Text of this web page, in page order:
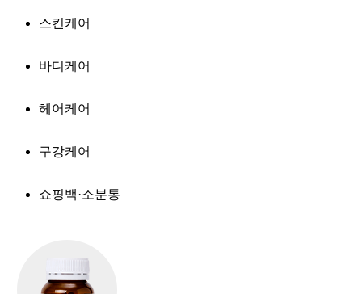
스킨케어
바디케어
헤어케어
구강케어
쇼핑백·소분통